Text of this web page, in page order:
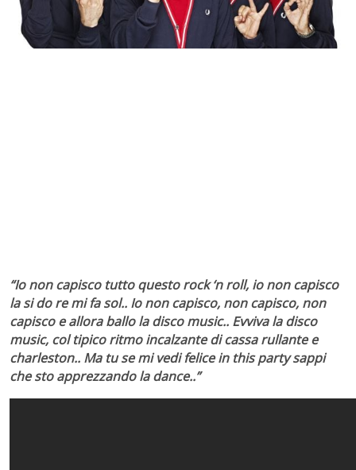
“Io non capisco tutto questo rock ‘n roll, io non capisco
la si do re mi fa sol.. Io non capisco, non capisco, non
capisco e allora ballo la disco music.. Evviva la disco
music, col tipico ritmo incalzante di cassa rullante e
charleston.. Ma tu se mi vedi felice in this party sappi
che sto apprezzando la dance..”